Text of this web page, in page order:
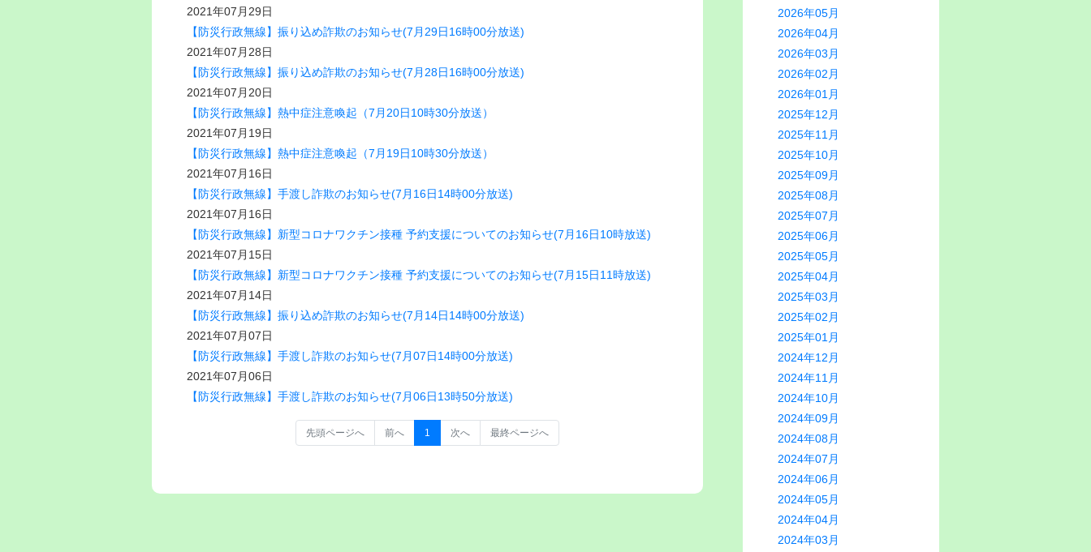
2021年07月29日
【防災行政無線】振り込め詐欺のお知らせ(7月29日16時00分放送)
2021年07月28日
【防災行政無線】振り込め詐欺のお知らせ(7月28日16時00分放送)
2021年07月20日
【防災行政無線】熱中症注意喚起（7月20日10時30分放送）
2021年07月19日
【防災行政無線】熱中症注意喚起（7月19日10時30分放送）
2021年07月16日
【防災行政無線】手渡し詐欺のお知らせ(7月16日14時00分放送)
2021年07月16日
【防災行政無線】新型コロナワクチン接種 予約支援についてのお知らせ(7月16日10時放送)
2021年07月15日
【防災行政無線】新型コロナワクチン接種 予約支援についてのお知らせ(7月15日11時放送)
2021年07月14日
【防災行政無線】振り込め詐欺のお知らせ(7月14日14時00分放送)
2021年07月07日
【防災行政無線】手渡し詐欺のお知らせ(7月07日14時00分放送)
2021年07月06日
【防災行政無線】手渡し詐欺のお知らせ(7月06日13時50分放送)
先頭ページへ 前へ 1 次へ 最終ページへ
2026年05月
2026年04月
2026年03月
2026年02月
2026年01月
2025年12月
2025年11月
2025年10月
2025年09月
2025年08月
2025年07月
2025年06月
2025年05月
2025年04月
2025年03月
2025年02月
2025年01月
2024年12月
2024年11月
2024年10月
2024年09月
2024年08月
2024年07月
2024年06月
2024年05月
2024年04月
2024年03月